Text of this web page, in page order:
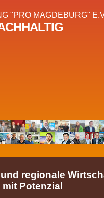
"PRO MAGDEBURG"
regionale
Potenzial